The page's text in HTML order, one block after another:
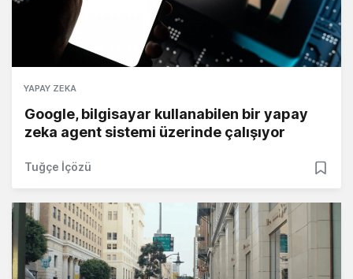
YAPAY ZEKA
Google, bilgisayar kullanabilen bir yapay
zeka agent sistemi üzerinde çalışıyor
Tuğçe İçözü